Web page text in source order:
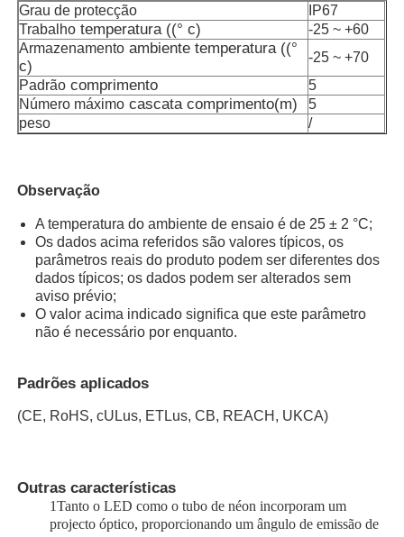
Todos os casos
Luz de tira de néon
Lâmpada de banda do lavador de parede
Luz LED de 360°
Luz de Neão 3D
Módulo do diodo emissor de luz da C.A.
Luz de Neão Grande
Grau de protecção
IP67
Trabalho temperatura ((° c)
-25 ~ +60
Armazenamento ambiente temperatura ((°
c)
-25 ~ +70
Padrão comprimento
5
Número máximo cascata comprimento(m)
5
peso
/
Observação
A temperatura do ambiente de ensaio é de 25 ± 2 °C;
Os dados acima referidos são valores típicos, os
parâmetros reais do produto podem ser diferentes dos
dados típicos; os dados podem ser alterados sem
aviso prévio;
O valor acima indicado significa que este parâmetro
não é necessário por enquanto.
Padrões aplicados
(CE, RoHS, cULus, ETLus, CB, REACH, UKCA)
Outras características
1Tanto o LED como o tubo de néon incorporam um
projecto óptico, proporcionando um ângulo de emissão de